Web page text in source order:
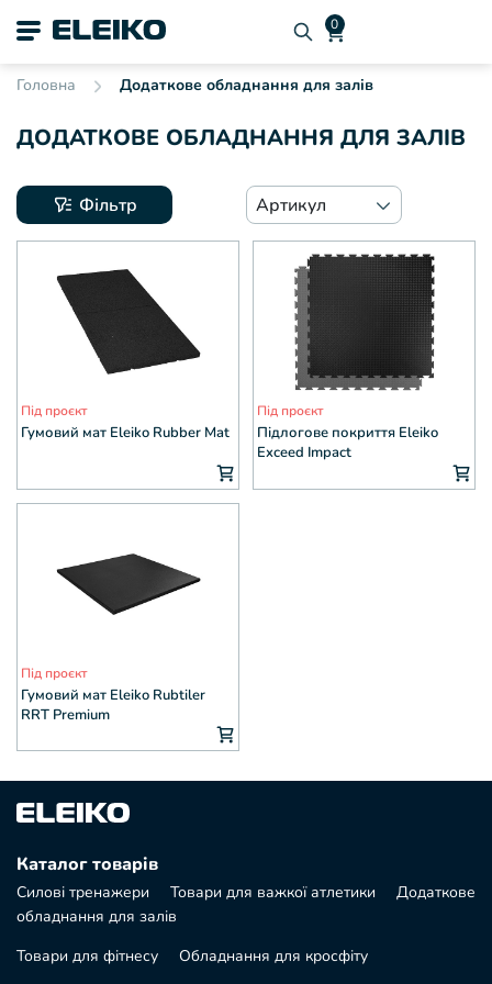
Головна Додаткове обладнання для залів
ДОДАТКОВЕ ОБЛАДНАННЯ ДЛЯ ЗАЛІВ
Фільтр Артикул
Під проєкт
Гумовий мат Eleiko Rubber Mat
Під проєкт
Підлогове покриття Eleiko
Exceed Impact
Під проєкт
Гумовий мат Eleiko Rubtiler
RRT Premium
Каталог товарів
Силові тренажери Товари для важкої атлетики
Додаткове
обладнання для залів
Товари для фітнесу
Обладнання для кросфіту